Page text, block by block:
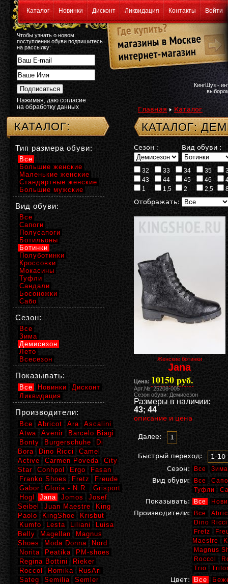
Каталог Новинки Дисконт Ликвидация Контакты Войти
Чтобы узнать о новом
поступлении обуви подпишитесь
на рассылку:
Нажимая, даю согласие
на обработку данных
КингШуз -
Главная Каталог
КАТАЛОГ:
Сезон : Вид обуви :
32 33 34 35
43
44 45 46
1
1,5 2 2,5
Отображать:
Женские ботинки
Jana
Цена: 10150 руб.
Арт.№: 25208-005
Сезон обуви: Демисезон
Размеры в наличии:
43; 44
описание и цена
Далее: 1
Быстрый переход:
1-10
Сезон:
Все Зима
Вид обуви: Все
Туфли
Показывать: Все
Производители: Все
Dino Ricci
Fretz
Maestre
Magnus
Roccol
Trio
Цвет: Все
КАТАЛОГ:
Тип размера обуви:
Все
Большие женские
Маленькие женские
Стандартные женские
Большие мужские
Вид обуви:
Все
Сапоги
Полусапоги
Ботильоны
Ботинки
Полуботинки
Кроссовки
Мокасины
Туфли
Сандали
Босоножки
Сабо
Сезон:
Все
Зима
Демисезон
Лето
Всесезон
Показывать:
Все Новинки
Дисконт
Ликвидация
Производители:
Все Abricot Ara
Ascalini
Atwa
Avenir
Barcelo Biagi
Bonty
Burgerschuhe
Di
Bora
Dino Ricci
Camel
Active
Carmen Poveda
City
Star
Conhpol Ergo
Fasan
Franko Shoes
Fretz
Freude
Gabor
Gloria - N.R.
Grisport
Hogl
Jana Jomos
Josef
Seibel
Juan Maestre
King
Paolo
KingShoe
Krisbut
Kumfo
Lesta Liliani
Luisa
Belly
Magellan
Magnus
Shoes
Moda Donna
Nord
Norita
Peatika
PM-shoes
Regina Bottini
Rieker
Roccol
Romika
RusAri
Sateg
Semilia
Semler